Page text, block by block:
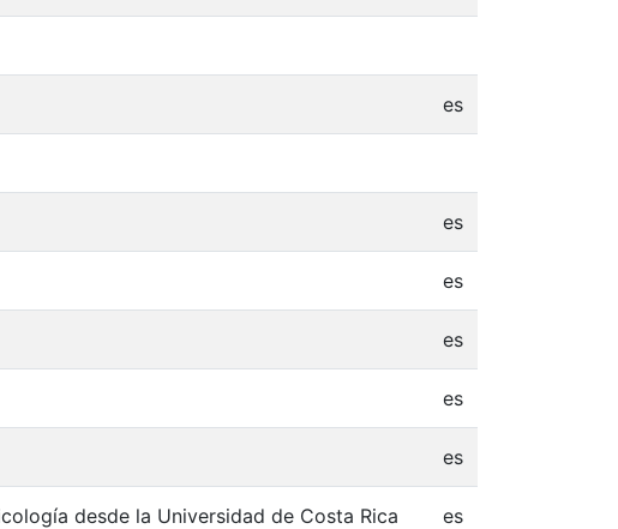
es
es
es
es
es
es
desde la Universidad de Costa Rica es